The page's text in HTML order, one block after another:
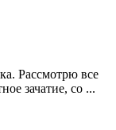
Рассмотрю все
зачатие, со ...